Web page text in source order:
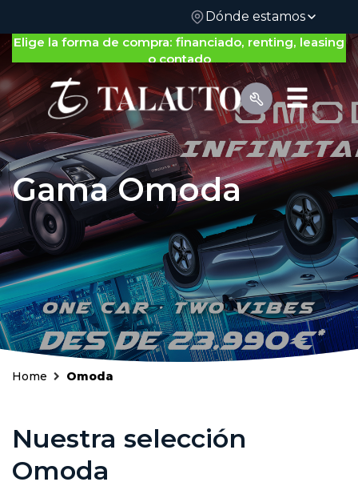
Dónde estamos
Elige la forma de compra: financiado, renting, leasing
o contado
Por Tipo de Vehículo
Gama Omoda
Home Omoda
Nuestra selección
Omoda